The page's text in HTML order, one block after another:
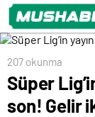
207 okunma
Süper
son! Gelir